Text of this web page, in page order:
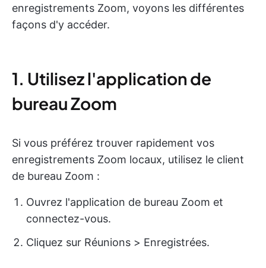
enregistrements Zoom, voyons les différentes
façons d'y accéder.
1. Utilisez l'application de
bureau Zoom
Si vous préférez trouver rapidement vos
enregistrements Zoom locaux, utilisez le client
de bureau Zoom :
Ouvrez l'application de bureau Zoom et
connectez-vous.
Cliquez sur Réunions > Enregistrées.